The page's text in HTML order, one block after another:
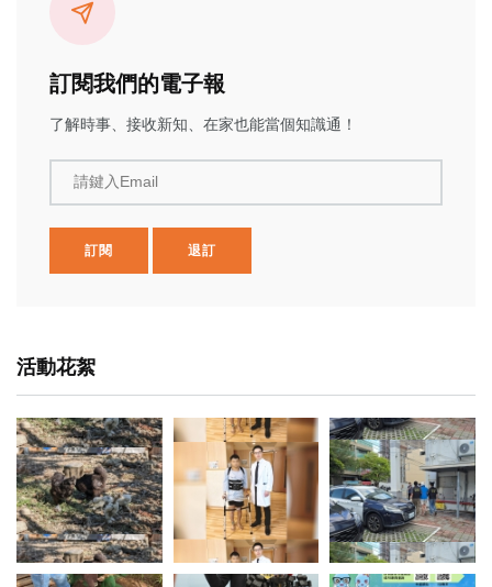
訂閱我們的電子報
了解時事、接收新知、在家也能當個知識通！
請鍵入Email
訂閱 退訂
活動花絮